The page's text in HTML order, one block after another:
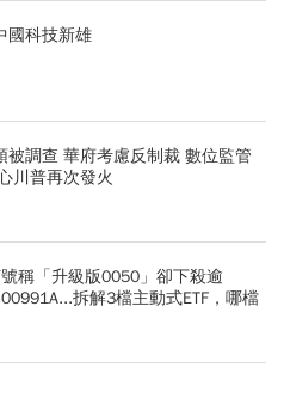
國科技新雄
被調查 華府考慮反制裁 數位監管
川普再次發火
稱「升級版0050」卻下殺逾
拆解3檔主動式ETF，哪檔